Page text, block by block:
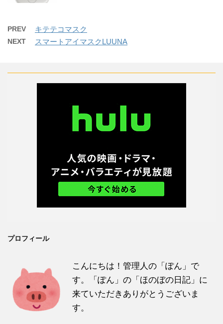
PREV キテテコマスク
NEXT スマートアイマスクLUUNA
プロフィール
こんにちは！管理人の「ぽん」で
す。「ぽん」の「ほのぼの日記」に
来ていただきありがとうございま
す。